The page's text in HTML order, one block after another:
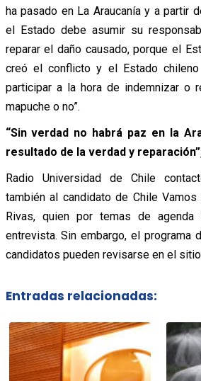
ha pasado en La Araucanía y a partir
el Estado debe asumir su
reparar el daño causado, porque el
creó el conflicto y el Estado
participar a la hora de indemnizar o
mapuche o no”.
“Sin verdad no habrá paz en la
resultado de la verdad y
Radio Universidad de Chile
también al candidato de Chile
Rivas, quien por temas de
entrevista. Sin embargo, el
candidatos pueden revisarse en el
Entradas relacionadas: